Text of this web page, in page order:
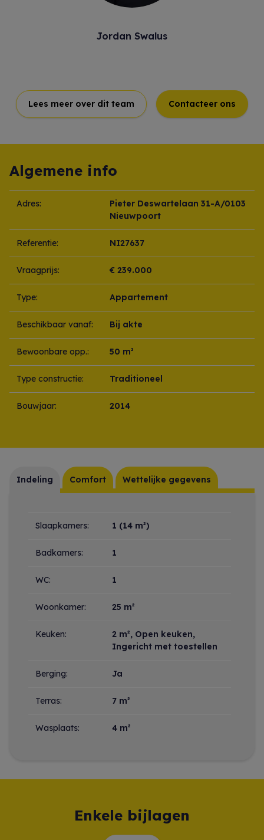
Jordan Swalus
Lees meer over dit team Contacteer ons
Algemene info
Adres:
Pieter Deswartelaan 31-A/0103
Nieuwpoort
Referentie: NI27637
Vraagprijs: € 239.000
Type: Appartement
Beschikbaar vanaf: Bij akte
Bewoonbare opp.: 50 m²
Type constructie: Traditioneel
Bouwjaar: 2014
Indeling Comfort Wettelijke gegevens
Indeling
Slaapkamers: 1 (14 m²)
Badkamers: 1
WC: 1
Woonkamer: 25 m²
Keuken: 2 m², Open keuken,
Ingericht met toestellen
Berging: Ja
Terras: 7 m²
Wasplaats: 4 m²
Enkele bijlagen